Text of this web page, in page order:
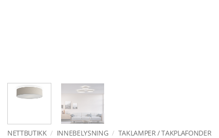
NETTBUTIKK / INNEBELYSNING / TAKLAMPER / TAKPLAFONDER